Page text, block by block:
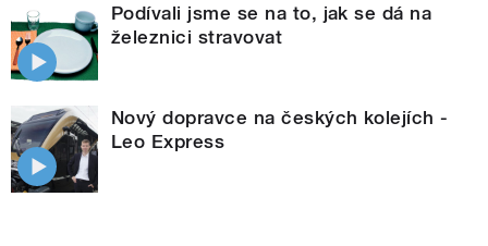
Podívali jsme se na to, jak se dá na
železnici stravovat
Nový dopravce na českých kolejích -
Leo Express